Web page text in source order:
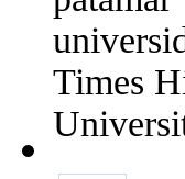
Times